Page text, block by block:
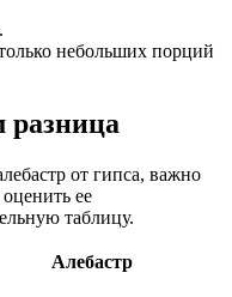
небольших порций
разница
от гипса, важно
ее
таблицу.
Алебастр